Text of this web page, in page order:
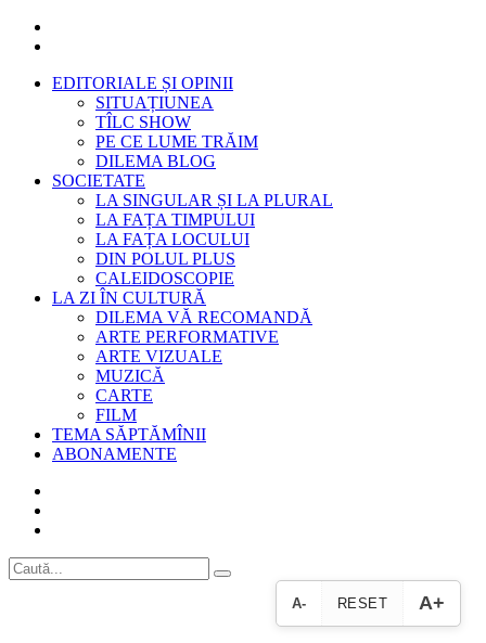
EDITORIALE ȘI OPINII
SITUAȚIUNEA
TÎLC SHOW
PE CE LUME TRĂIM
DILEMA BLOG
SOCIETATE
LA SINGULAR ȘI LA PLURAL
LA FAȚA TIMPULUI
LA FAȚA LOCULUI
DIN POLUL PLUS
CALEIDOSCOPIE
LA ZI ÎN CULTURĂ
DILEMA VĂ RECOMANDĂ
ARTE PERFORMATIVE
ARTE VIZUALE
MUZICĂ
CARTE
FILM
TEMA SĂPTĂMÎNII
ABONAMENTE
A- RESET A+